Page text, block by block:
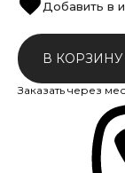
Добавить в
В КОРЗИНУ
Заказать через